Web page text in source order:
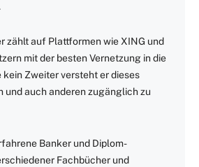
zählt auf Plattformen wie XING und
mit der besten Vernetzung in die
kein Zweiter versteht er dieses
und auch anderen zugänglich zu
Banker und Diplom-
Fachbücher und